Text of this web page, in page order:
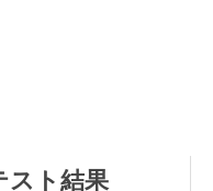
スト結果